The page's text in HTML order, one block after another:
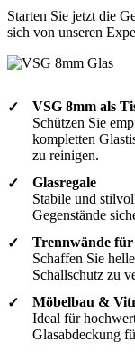
Starten Sie jetzt die
sich von unseren
✓
VSG 8mm als
Schützen Sie
kompletten
zu reinigen.
✓
Glasregale
Stabile und
Gegenstände
✓
Trennwände
Schaffen Sie
Schallschutz zu
✓
Möbelbau &
Ideal für
Glasabdeckung